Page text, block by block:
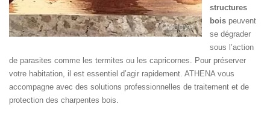
structures
bois peuvent
se dégrader
sous l’action
de parasites comme les termites ou les capricornes. Pour préserver
votre habitation, il est essentiel d’agir rapidement. ATHENA vous
accompagne avec des solutions professionnelles de traitement et de
protection des charpentes bois.